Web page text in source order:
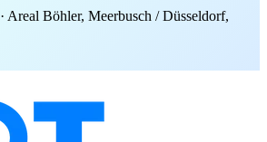
· Areal Böhler, Meerbusch / Düsseldorf,